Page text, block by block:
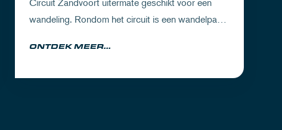
Circuit Zandvoort uitermate geschikt voor een
wandeling. Rondom het circuit is een wandelpad
natuur als de racetrack.
ONTDEK MEER...